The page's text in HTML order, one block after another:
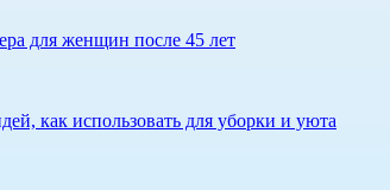
для женщин после 45 лет
как использовать для уборки и уюта